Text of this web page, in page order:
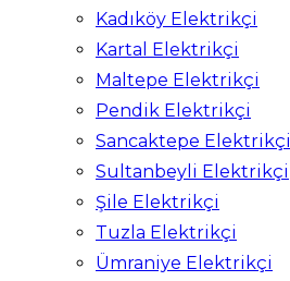
Kadıköy Elektrikçi
Kartal Elektrikçi
Maltepe Elektrikçi
Pendik Elektrikçi
Sancaktepe Elektrikçi
Sultanbeyli Elektrikçi
Şile Elektrikçi
Tuzla Elektrikçi
Ümraniye Elektrikçi